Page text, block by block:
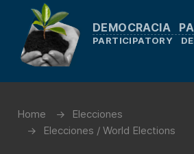
DEMOCRACIA
PARTICIPATORY
Home
Elecciones
Elecciones / World Elections